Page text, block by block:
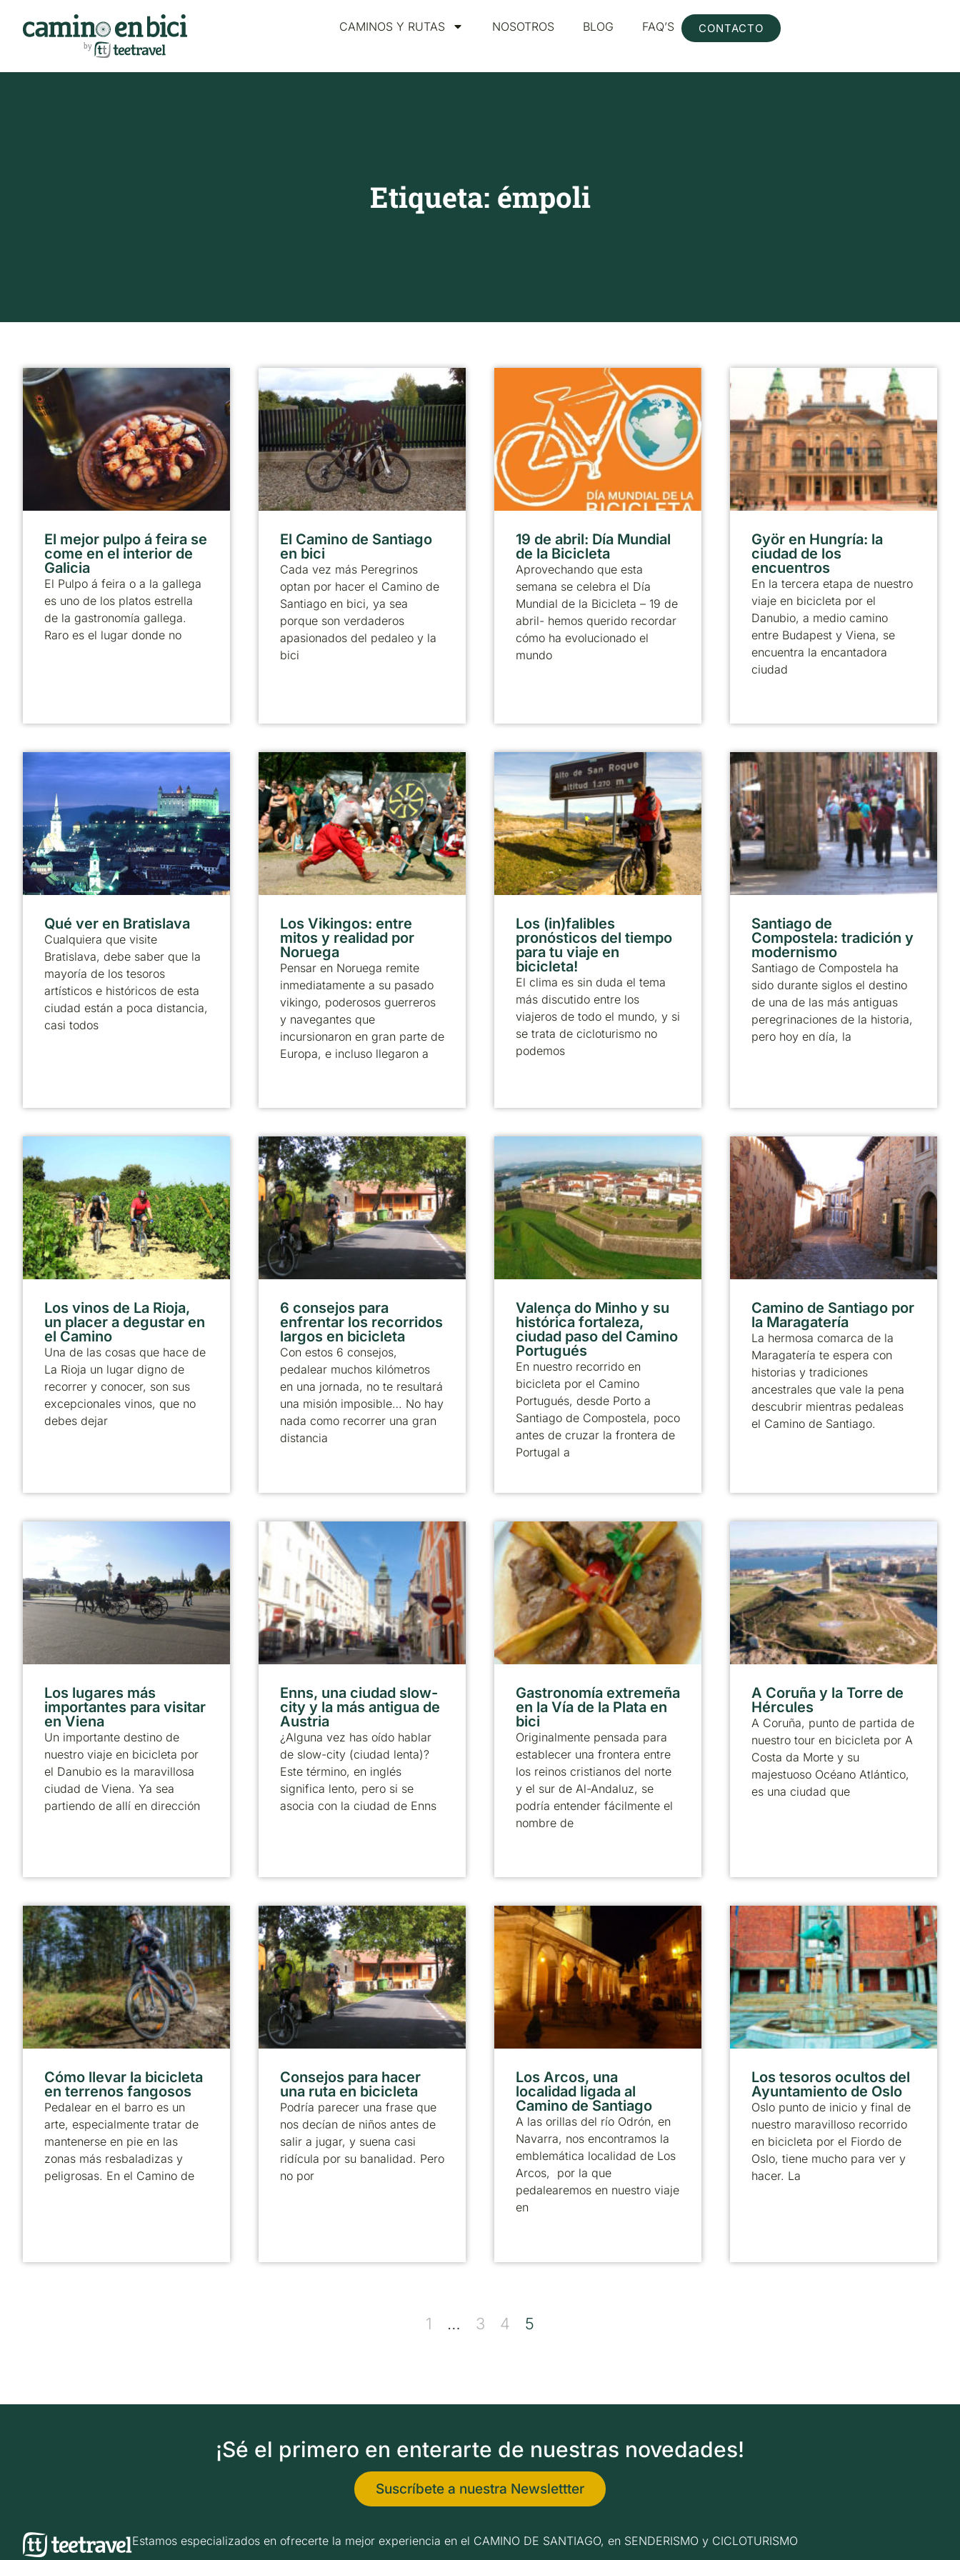
CAMINOS Y RUTAS NOSOTROS BLOG FAQ’S CONTACTO
Etiqueta: émpoli
El mejor pulpo á feira se
come en el interior de
Galicia
El Pulpo á feira o a la gallega
es uno de los platos estrella
de la gastronomía gallega.
Raro es el lugar donde no
El Camino de Santiago
en bici
Cada vez más Peregrinos
optan por hacer el Camino de
Santiago en bici, ya sea
porque son verdaderos
apasionados del pedaleo y la
bici
19 de abril: Día Mundial
de la Bicicleta
Aprovechando que esta
semana se celebra el Día
Mundial de la Bicicleta – 19 de
abril- hemos querido recordar
cómo ha evolucionado el
mundo
Györ en Hungría: la
ciudad de los
encuentros
En la tercera etapa de nuestro
viaje en bicicleta por el
Danubio, a medio camino
entre Budapest y Viena, se
encuentra la encantadora
ciudad
Qué ver en Bratislava
Cualquiera que visite
Bratislava, debe saber que la
mayoría de los tesoros
artísticos e históricos de esta
ciudad están a poca distancia,
casi todos
Los Vikingos: entre
mitos y realidad por
Noruega
Pensar en Noruega remite
inmediatamente a su pasado
vikingo, poderosos guerreros
y navegantes que
incursionaron en gran parte de
Europa, e incluso llegaron a
Los (in)falibles
pronósticos del tiempo
para tu viaje en
bicicleta!
El clima es sin duda el tema
más discutido entre los
viajeros de todo el mundo, y si
se trata de cicloturismo no
podemos
Santiago de
Compostela: tradición y
modernismo
Santiago de Compostela ha
sido durante siglos el destino
de una de las más antiguas
peregrinaciones de la historia,
pero hoy en día, la
Los vinos de La Rioja,
un placer a degustar en
el Camino
Una de las cosas que hace de
La Rioja un lugar digno de
recorrer y conocer, son sus
excepcionales vinos, que no
debes dejar
6 consejos para
enfrentar los recorridos
largos en bicicleta
Con estos 6 consejos,
pedalear muchos kilómetros
en una jornada, no te resultará
una misión imposible… No hay
nada como recorrer una gran
distancia
Valença do Minho y su
histórica fortaleza,
ciudad paso del Camino
Portugués
En nuestro recorrido en
bicicleta por el Camino
Portugués, desde Porto a
Santiago de Compostela, poco
antes de cruzar la frontera de
Portugal a
Camino de Santiago por
la Maragatería
La hermosa comarca de la
Maragatería te espera con
historias y tradiciones
ancestrales que vale la pena
descubrir mientras pedaleas
el Camino de Santiago.
Los lugares más
importantes para visitar
en Viena
Un importante destino de
nuestro viaje en bicicleta por
el Danubio es la maravillosa
ciudad de Viena. Ya sea
partiendo de allí en dirección
Enns, una ciudad slow-
city y la más antigua de
Austria
¿Alguna vez has oído hablar
de slow-city (ciudad lenta)?
Este término, en inglés
significa lento, pero si se
asocia con la ciudad de Enns
Gastronomía extremeña
en la Vía de la Plata en
bici
Originalmente pensada para
establecer una frontera entre
los reinos cristianos del norte
y el sur de Al-Andaluz, se
podría entender fácilmente el
nombre de
A Coruña y la Torre de
Hércules
A Coruña, punto de partida de
nuestro tour en bicicleta por A
Costa da Morte y su
majestuoso Océano Atlántico,
es una ciudad que
Cómo llevar la bicicleta
en terrenos fangosos
Pedalear en el barro es un
arte, especialmente tratar de
mantenerse en pie en las
zonas más resbaladizas y
peligrosas. En el Camino de
Consejos para hacer
una ruta en bicicleta
Podría parecer una frase que
nos decían de niños antes de
salir a jugar, y suena casi
ridícula por su banalidad. Pero
no por
Los Arcos, una
localidad ligada al
Camino de Santiago
A las orillas del río Odrón, en
Navarra, nos encontramos la
emblemática localidad de Los
Arcos, por la que
pedalearemos en nuestro viaje
en
Los tesoros ocultos del
Ayuntamiento de Oslo
Oslo punto de inicio y final de
nuestro maravilloso recorrido
en bicicleta por el Fiordo de
Oslo, tiene mucho para ver y
hacer. La
1 … 3 4 5
¡Sé el primero en enterarte de nuestras novedades!
Suscríbete a nuestra Newslettter
Estamos especializados en ofrecerte la mejor experiencia en el CAMINO DE SANTIAGO, en SENDERISMO y CICLOTURISMO